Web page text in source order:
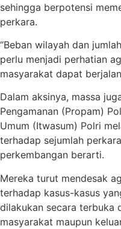
sehingga berpotensi
perkara.
“Beban wilayah dan
perlu menjadi perhatian
masyarakat dapat
Dalam aksinya, massa
Pengamanan (Propam)
Umum (Itwasum) Polri
terhadap sejumlah
perkembangan berarti.
Mereka turut mendesak
terhadap kasus-kasus
dilakukan secara terbuka
masyarakat maupun